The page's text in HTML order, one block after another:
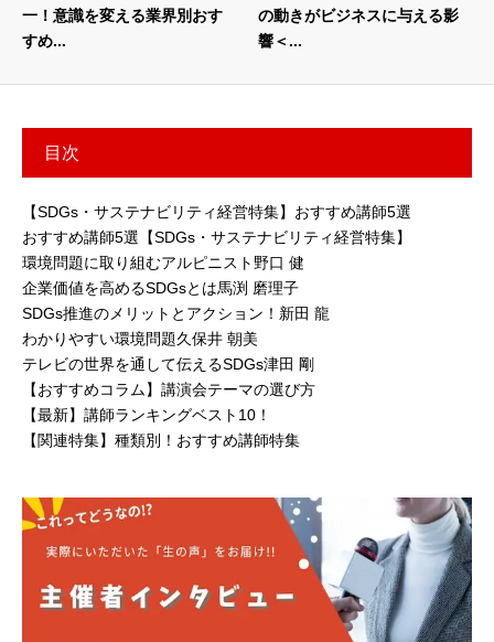
一！意識を変える業界別おす
すめ...
の動きがビジネスに与える影
響＜...
目次
【SDGs・サステナビリティ経営特集】おすすめ講師5選
おすすめ講師5選【SDGs・サステナビリティ経営特集】
環境問題に取り組むアルピニスト野口 健
企業価値を高めるSDGsとは馬渕 磨理子
SDGs推進のメリットとアクション！新田 龍
わかりやすい環境問題久保井 朝美
テレビの世界を通して伝えるSDGs津田 剛
【おすすめコラム】講演会テーマの選び方
【最新】講師ランキングベスト10！
【関連特集】種類別！おすすめ講師特集